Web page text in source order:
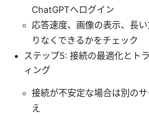
ChatGPTへログイン
応答速度、画像の表示、長
りなくできるかをチェック
ステップ5: 接続の最適化とト
ィング
接続が不安定な場合は別の
え